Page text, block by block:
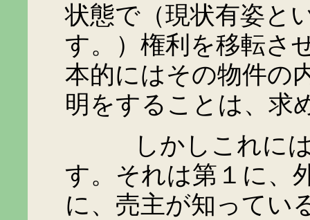
状態で（現状有姿と
す。）権利を移転さ
本的にはその物件の
明をすることは、求
しかしこれには例
す。それは第１に、
に、売主が知ってい